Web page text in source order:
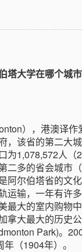
塔大学在哪个城
），港澳译作
，该省的第二大
为1,078,572人（
二多的省会城市
阿尔伯塔省的文
运输，一年有许
最大的室内购
拿大最大的历
Park)。
（1904年）。